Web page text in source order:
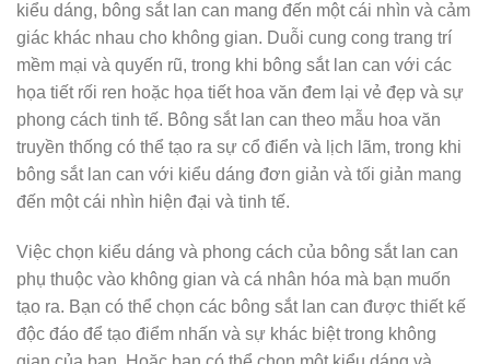
kiểu dáng, bông sắt lan can mang đến một cái nhìn và cảm
giác khác nhau cho không gian. Duỗi cung cong trang trí
mềm mại và quyến rũ, trong khi bông sắt lan can với các
họa tiết rối ren hoặc họa tiết hoa văn đem lại vẻ đẹp và sự
phong cách tinh tế. Bông sắt lan can theo mẫu hoa văn
truyền thống có thể tạo ra sự cổ điển và lịch lãm, trong khi
bông sắt lan can với kiểu dáng đơn giản và tối giản mang
đến một cái nhìn hiện đại và tinh tế.
Việc chọn kiểu dáng và phong cách của bông sắt lan can
phụ thuộc vào không gian và cá nhân hóa mà bạn muốn
tạo ra. Bạn có thể chọn các bông sắt lan can được thiết kế
độc đáo để tạo điểm nhấn và sự khác biệt trong không